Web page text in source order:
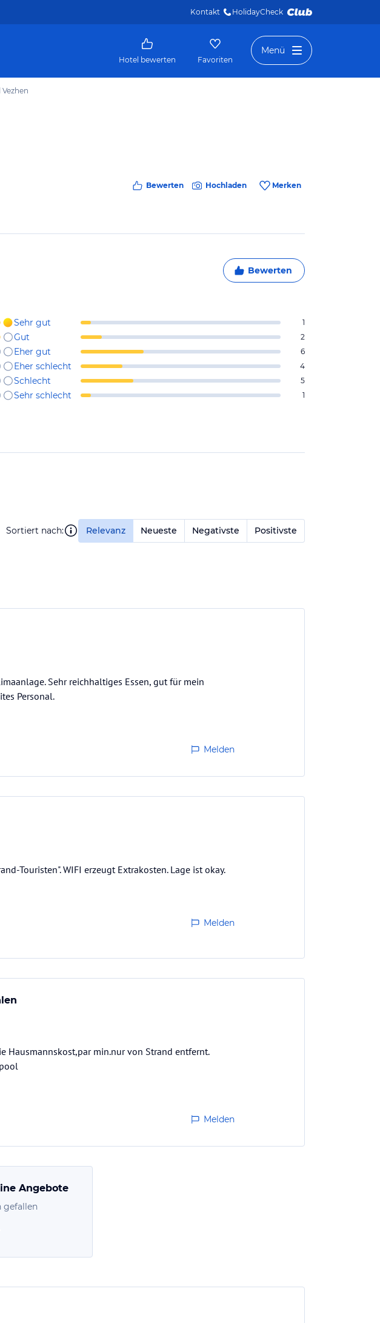
Kontakt HolidayCheck
Hotel bewerten Favoriten
Menü
Bewerten Hochladen Merken
Bewerten
Sehr gut 1
Gut 2
Eher gut 6
Eher schlecht 4
Schlecht 5
Sehr schlecht 1
Sortiert nach: Relevanz Neueste Negativste Positivste
Sehr reichhaltiges Essen, gut für mein
Personal.
Melden
Touristen". WIFI erzeugt Extrakosten. Lage ist okay.
Melden
Hausmannskost,par min.nur von Strand entfernt.
Melden
Angebote
gefallen